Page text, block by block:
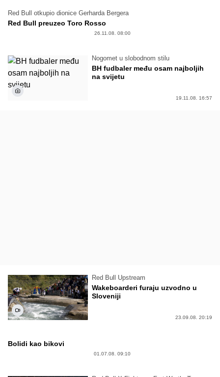
Red Bull otkupio dionice Gerharda Bergera
Red Bull preuzeo Toro Rosso
26.11.08. 08:00
Nogomet u slobodnom stilu
BH fudbaler među osam najboljih
na svijetu
19.11.08. 16:57
Red Bull Upstream
Wakeboarderi furaju uzvodno u
Sloveniji
23.09.08. 20:19
Bolidi kao bikovi
01.07.08. 09:10